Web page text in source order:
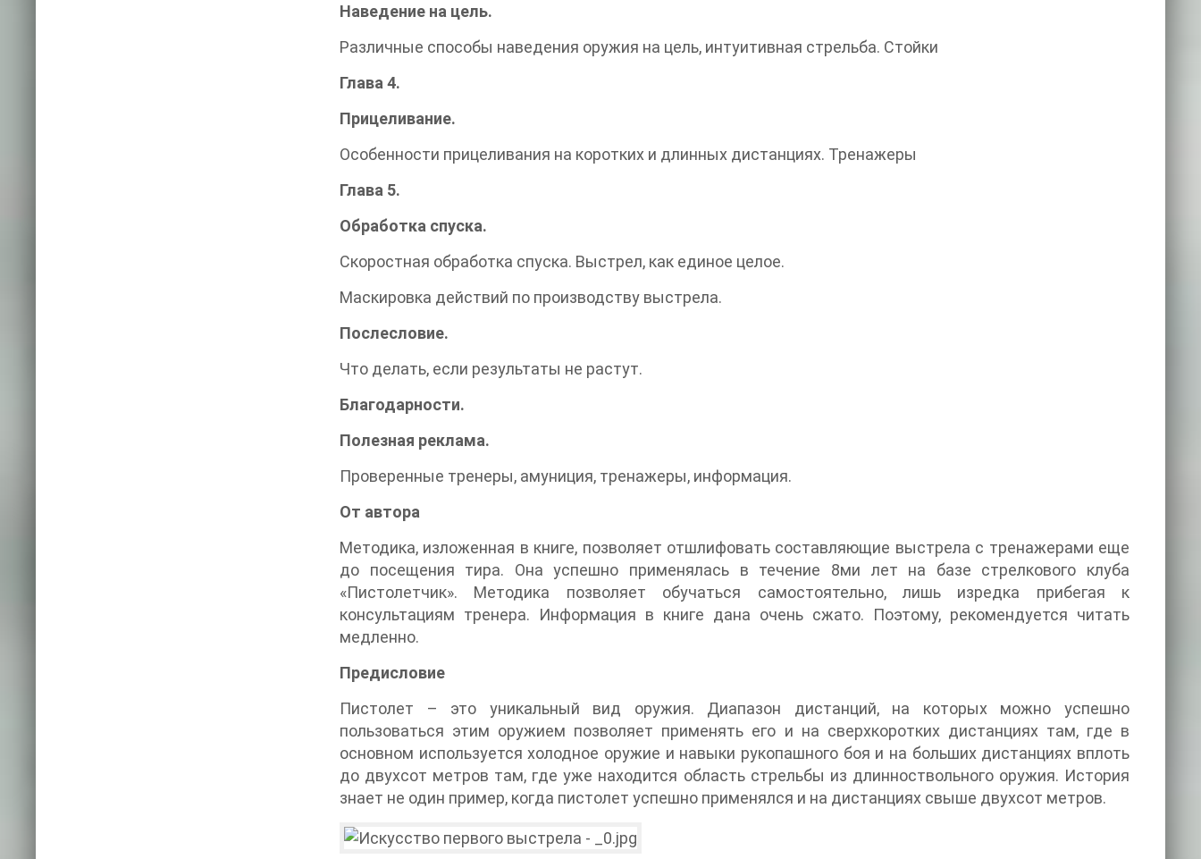
Наведение на цель.
Различные способы наведения оружия на цель, интуитивная стрельба. Стойки
Глава 4.
Прицеливание.
Особенности прицеливания на коротких и длинных дистанциях. Тренажеры
Глава 5.
Обработка спуска.
Скоростная обработка спуска. Выстрел, как единое целое.
Маскировка действий по производству выстрела.
Послесловие.
Что делать, если результаты не растут.
Благодарности.
Полезная реклама.
Проверенные тренеры, амуниция, тренажеры, информация.
От автора
Методика, изложенная в книге, позволяет отшлифовать составляющие выстрела с тренажерами еще
до посещения тира. Она успешно применялась в течение 8ми лет на базе стрелкового клуба
«Пистолетчик». Методика позволяет обучаться самостоятельно, лишь изредка прибегая к
консультациям тренера. Информация в книге дана очень сжато. Поэтому, рекомендуется читать
медленно.
Предисловие
Пистолет – это уникальный вид оружия. Диапазон дистанций, на которых можно успешно
пользоваться этим оружием позволяет применять его и на сверхкоротких дистанциях там, где в
основном используется холодное оружие и навыки рукопашного боя и на больших дистанциях вплоть
до двухсот метров там, где уже находится область стрельбы из длинноствольного оружия. История
знает не один пример, когда пистолет успешно применялся и на дистанциях свыше двухсот метров.